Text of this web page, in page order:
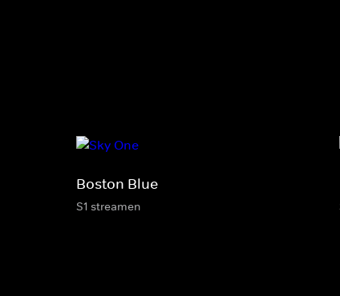
Boston Blue
S1 streamen